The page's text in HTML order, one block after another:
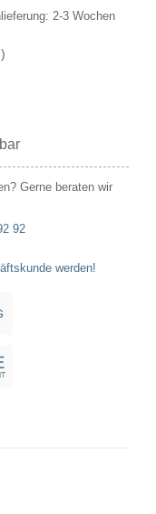
2-3 Wochen
Gerne beraten wir
92
werden!